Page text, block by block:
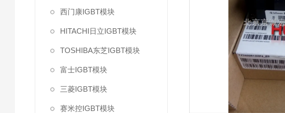
西门康IGBT模块
HITACHI日立IGBT模块
TOSHIBA东芝IGBT模块
富士IGBT模块
三菱IGBT模块
赛米控IGBT模块